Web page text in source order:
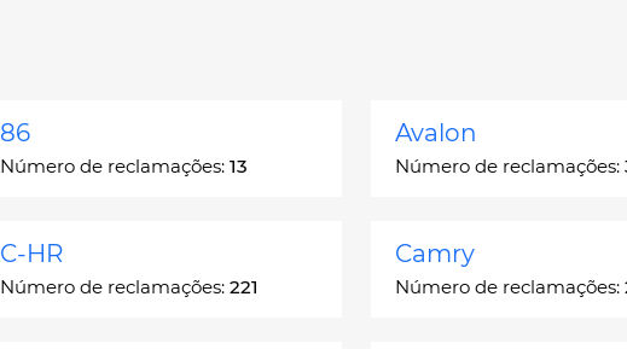
86
Número de reclamações: 13
Avalon
Número de reclamações:
C-HR
Número de reclamações: 221
Camry
Número de reclamações: